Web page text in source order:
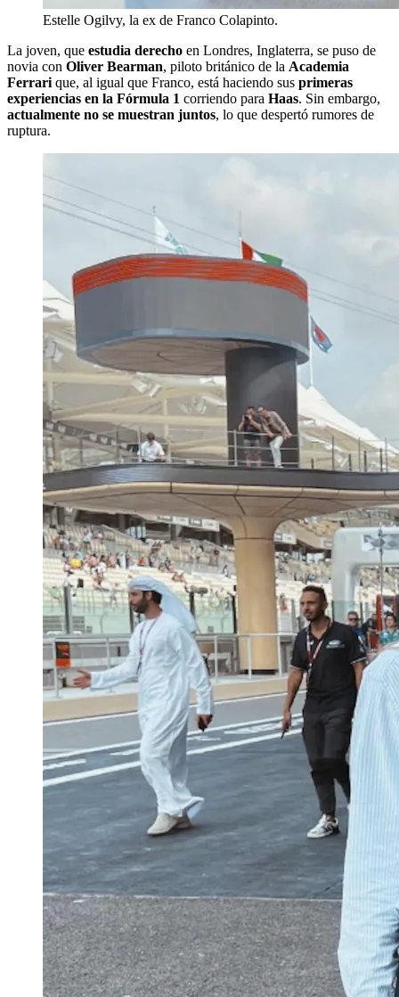
Estelle Ogilvy, la ex de Franco Colapinto.
La joven, que estudia derecho en Londres, Inglaterra, se puso de
novia con Oliver Bearman, piloto británico de la Academia
Ferrari que, al igual que Franco, está haciendo sus primeras
experiencias en la Fórmula 1 corriendo para Haas. Sin embargo,
actualmente no se muestran juntos, lo que despertó rumores de
ruptura.